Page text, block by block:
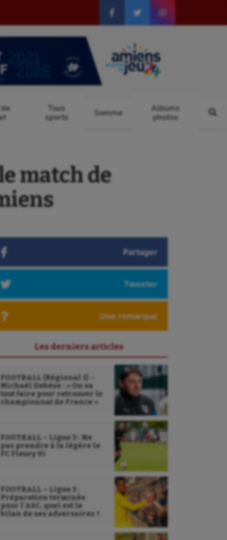
Tous
sports
Somme
Albums
photos
match de
Partager
Tweeter
Une remarque
Les derniers articles
FOOTBALL (Régional 1) –
Michaël Debève : « On va
tout faire pour retrouver le
championnat de France »
FOOTBALL – Ligue 3 : Ne
pas prendre à la légère le
FC Fleury 91
FOOTBALL – Ligue 3 :
Préparation terminée
pour l’ASC, quel est le
bilan de ses adversaires ?